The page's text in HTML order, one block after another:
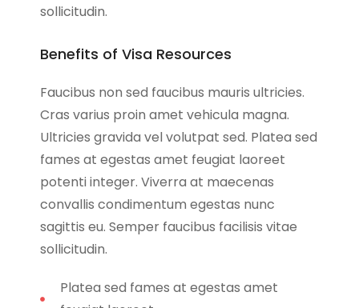
sollicitudin.
Benefits of Visa Resources
Faucibus non sed faucibus mauris ultricies.
Cras varius proin amet vehicula magna.
Ultricies gravida vel volutpat sed. Platea sed
fames at egestas amet feugiat laoreet
potenti integer. Viverra at maecenas
convallis condimentum egestas nunc
sagittis eu. Semper faucibus facilisis vitae
sollicitudin.
Platea sed fames at egestas amet